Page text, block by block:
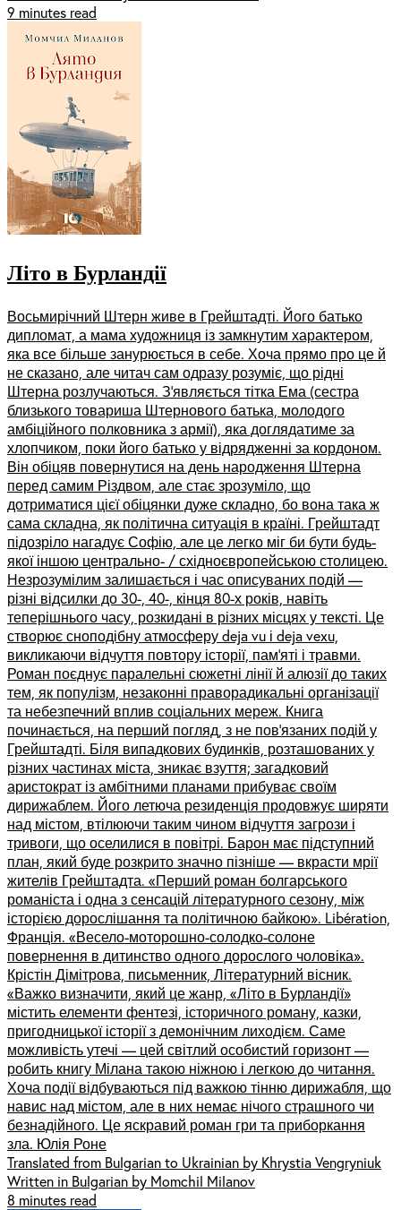
9 minutes read
Літо в Бурландії
Восьмирічний Штерн живе в Грейштадті. Його батько
дипломат, а мама художниця із замкнутим характером,
яка все більше занурюється в себе. Хоча прямо про це й
не сказано, але читач сам одразу розуміє, що рідні
Штерна розлучаються. З’являється тітка Ема (сестра
близького товариша Штернового батька, молодого
амбіційного полковника з армії), яка доглядатиме за
хлопчиком, поки його батько у відрядженні за кордоном.
Він обіцяв повернутися на день народження Штерна
перед самим Різдвом, але стає зрозуміло, що
дотриматися цієї обіцянки дуже складно, бо вона така ж
сама складна, як політична ситуація в країні. Грейштадт
підозріло нагадує Софію, але це легко міг би бути будь-
якої іншою центрально- / східноєвропейською столицею.
Незрозумілим залишається і час описуваних подій ––
різні відсилки до 30-, 40-, кінця 80-х років, навіть
теперішнього часу, розкидані в різних місцях у тексті. Це
створює сноподібну атмосферу deja vu і deja vexu,
викликаючи відчуття повтору історії, пам’яті і травми.
Роман поєднує паралельні сюжетні лінії й алюзії до таких
тем, як популізм, незаконні праворадикальні організації
та небезпечний вплив соціальних мереж. Книга
починається, на перший погляд, з не пов’язаних подій у
Грейштадті. Біля випадкових будинків, розташованих у
різних частинах міста, зникає взуття; загадковий
аристократ із амбітними планами прибуває своїм
дирижаблем. Його летюча резиденція продовжує ширяти
над містом, втілюючи таким чином відчуття загрози і
тривоги, що оселилися в повітрі. Барон має підступний
план, який буде розкрито значно пізніше –– вкрасти мрії
жителів Грейштадта. «Перший роман болгарського
романіста і одна з сенсацій літературного сезону, між
історією дорослішання та політичною байкою». Libération,
Франція. «Весело-моторошно-солодко-солоне
повернення в дитинство одного дорослого чоловіка».
Крістін Дімітрова, письменник, Літературний вісник.
«Важко визначити, який це жанр, «Літо в Бурландії»
містить елементи фентезі, історичного роману, казки,
пригодницької історії з демонічним лиходієм. Саме
можливість утечі –– цей світлий особистий горизонт ––
робить книгу Мілана такою ніжною і легкою до читання.
Хоча події відбуваються під важкою тінню дирижабля, що
навис над містом, але в них немає нічого страшного чи
безнадійного. Це яскравий роман гри та приборкання
зла. Юлія Роне
Translated from Bulgarian to Ukrainian by Khrystia Vengryniuk
Written in Bulgarian by Momchil Milanov
8 minutes read